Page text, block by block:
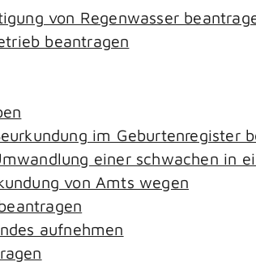
von Regenwasser
beantragen
im Geburtenregister
einer schwachen in
von Amts wegen
aufnehmen